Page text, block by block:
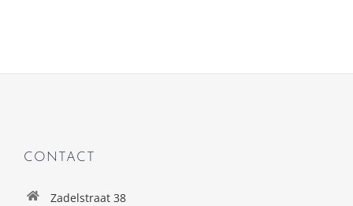
CONTACT
Zadelstraat 38